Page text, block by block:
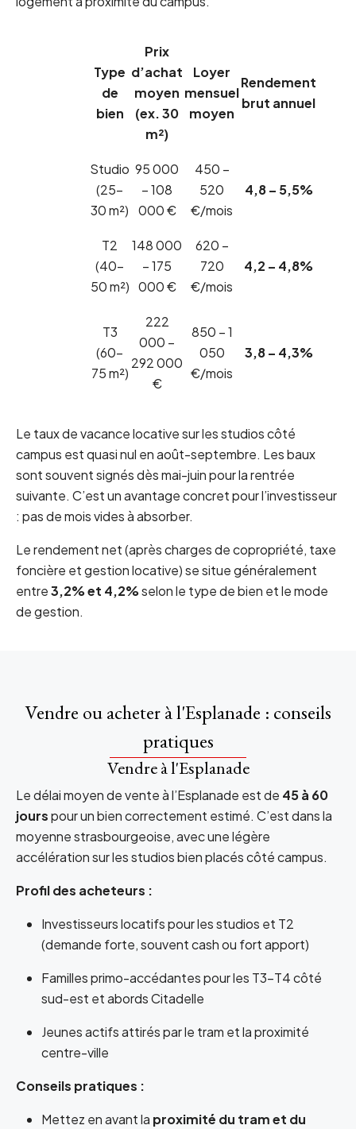
Type
de
bien
Prix
d’achat
moyen
(ex. 30
m²)
Loyer
mensuel
moyen
Rendement
brut annuel
Studio
(25-
30 m²)
95 000
– 108
000 €
450 –
520
€/mois
4,8 – 5,5%
T2
(40-
50 m²)
148 000
– 175
000 €
620 –
720
€/mois
4,2 – 4,8%
T3
(60-
75 m²)
222
000 –
292 000
€
850 – 1
050
€/mois
3,8 – 4,3%
Le taux de vacance locative sur les studios côté
campus est quasi nul en août-septembre. Les baux
sont souvent signés dès mai-juin pour la rentrée
suivante. C’est un avantage concret pour l’investisseur
: pas de mois vides à absorber.
Le rendement net (après charges de copropriété, taxe
foncière et gestion locative) se situe généralement
entre3,2% et 4,2%selon le type de bien et le mode
de gestion.
Vendre ou acheter à l'Esplanade : conseils
pratiques
Vendre à l'Esplanade
Le délai moyen de vente à l’Esplanade est de 45 à 60
jourspour un bien correctement estimé. C’est dans la
moyenne strasbourgeoise, avec une légère
accélération sur les studios bien placés côté campus.
Profil des acheteurs :
Investisseurs locatifs pour les studios et T2
(demande forte, souvent cash ou fort apport)
Familles primo-accédantes pour les T3-T4 côté
sud-est et abords Citadelle
Jeunes actifs attirés par le tram et la proximité
centre-ville
Conseils pratiques :
Mettez en avant la proximité du tram et du